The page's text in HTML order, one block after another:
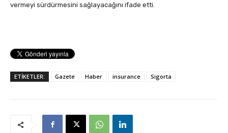
vermeyi sürdürmesini sağlayacağını ifade etti.
ETİKETLER: Gazete Haber insurance Sigorta